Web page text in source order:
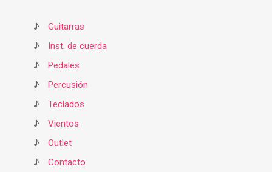
♪
Guitarras
♪
Inst. de cuerda
♪
Pedales
♪
Percusión
♪
Teclados
♪
Vientos
♪
Outlet
♪
Contacto